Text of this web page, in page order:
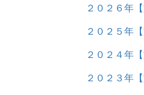
２０２６年
２０２５年
２０２４年
２０２３年